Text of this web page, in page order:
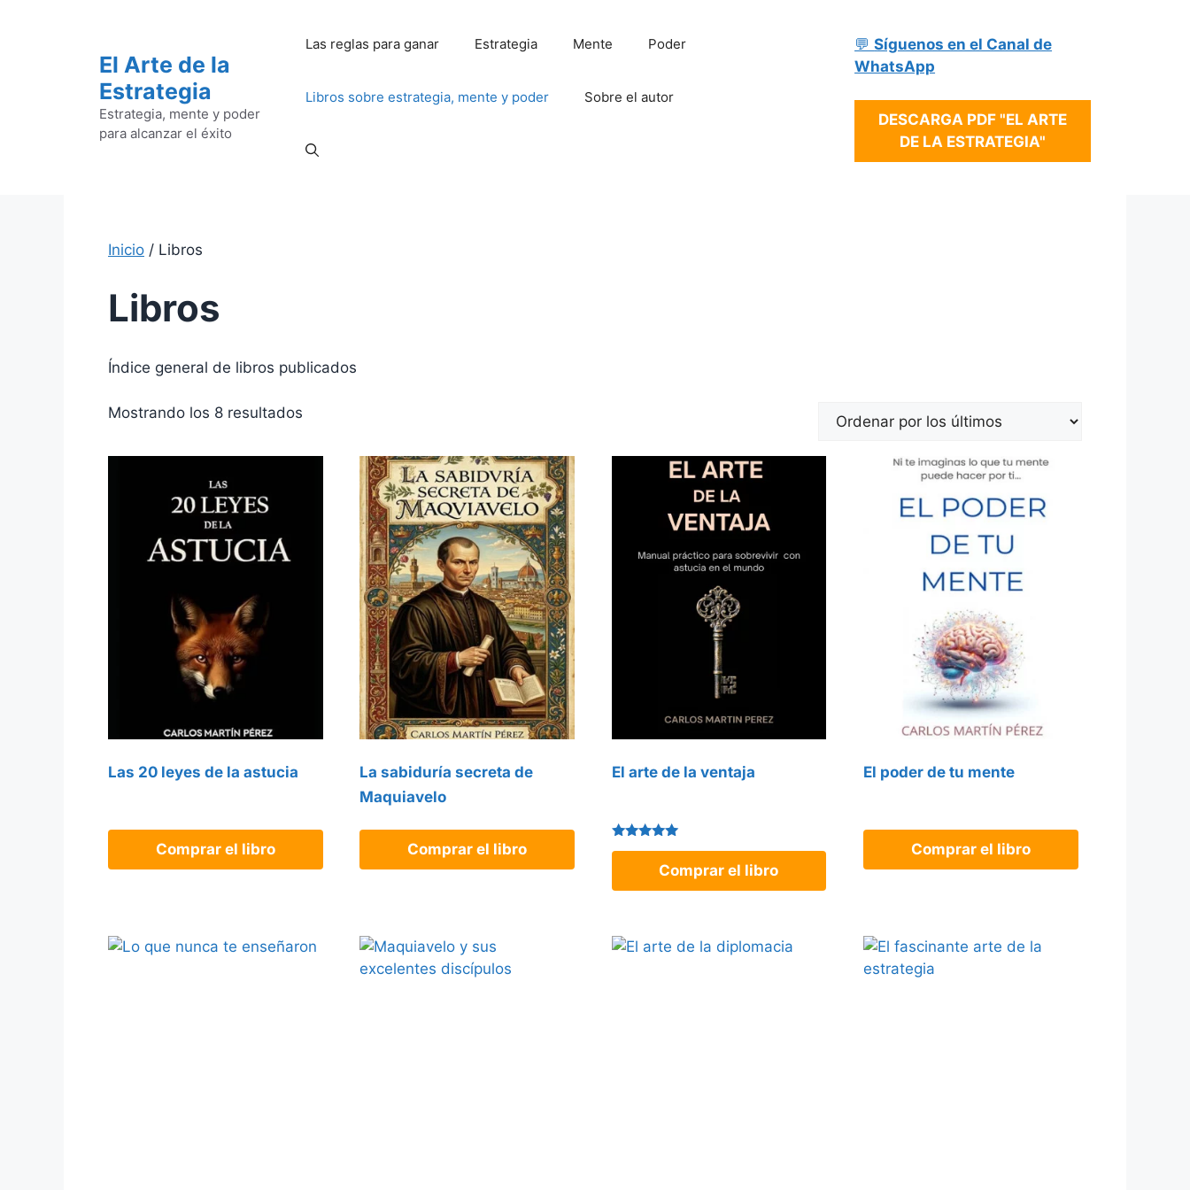
El Arte de la
Estrategia
Estrategia, mente y poder
para alcanzar el éxito
Las reglas para ganar Estrategia Mente Poder
Libros sobre estrategia, mente y poder Sobre el autor
💬Síguenos en el Canal de
WhatsApp
DESCARGA PDF "EL ARTE
DE LA ESTRATEGIA"
Inicio / Libros
Libros
Índice general de libros publicados
Mostrando los 8 resultados
los
Las 20 leyes de la astucia
Comprar el libro
La sabiduría secreta de
Maquiavelo
Comprar el libro
El arte de la ventaja
Valorado
de 5
Comprar el libro
El poder de tu mente
Comprar el libro